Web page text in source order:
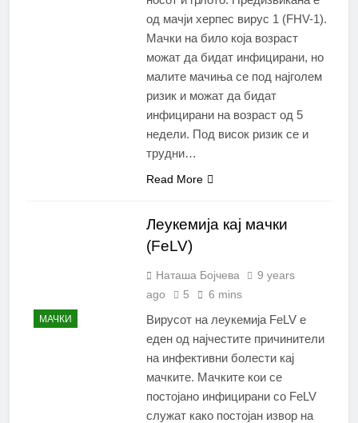
од мачји херпес вирус 1 (FHV-1).
Мачки на било која возраст
можат да бидат инфицирани, но
малите мачиња се под најголем
ризик и можат да бидат
инфицирани на возраст од 5
недели. Под висок ризик се и
трудни…
Read More
МАЧКИ
Леукемија кај мачки
(FeLV)
Наташа Бојчева
9 years
ago
5 6 mins
Вирусот на леукемија FeLV е
еден од најчестите причинители
на инфективни болести кај
мачките. Мачките кои се
постојано инфицирани со FeLV
служат како постојан извор на